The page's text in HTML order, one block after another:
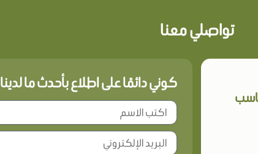
تواصلي معنا
كوني دائمًا على اطلاع بأحدث ما لدينا